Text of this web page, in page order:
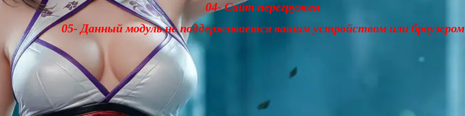
04- Сайт перегружен
05- Данный модуль не поддерживается вашим устройством или браузером